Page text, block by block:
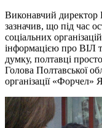
Виконавчий директор
зазначив, що під час
соціальних
інформацією про ВІЛ
думку, полтавці
Голова Полтавської
організації «Форчел»